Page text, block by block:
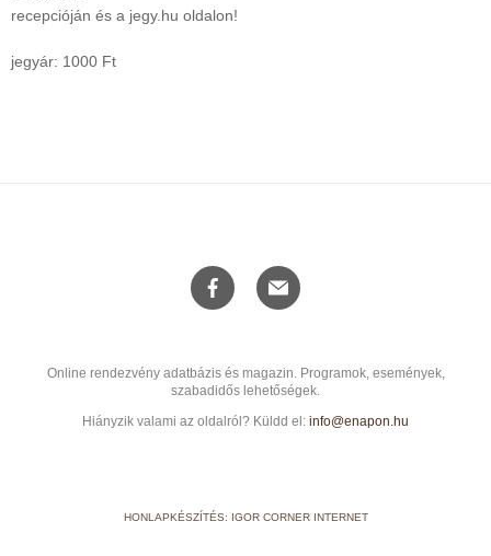
recepcióján és a jegy.hu oldalon!
jegyár: 1000 Ft
Online rendezvény adatbázis és magazin. Programok, események,
szabadidős lehetőségek.
Hiányzik valami az oldalról? Küldd el: info@enapon.hu
HONLAPKÉSZÍTÉS: IGOR CORNER INTERNET